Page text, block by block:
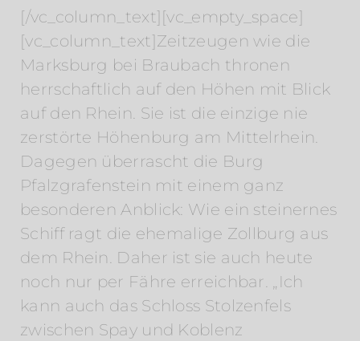
[/vc_column_text][vc_empty_space]
[vc_column_text]Zeitzeugen wie die
Marksburg bei Braubach thronen
herrschaftlich auf den Höhen mit Blick
auf den Rhein. Sie ist die einzige nie
zerstörte Höhenburg am Mittelrhein.
Dagegen überrascht die Burg
Pfalzgrafenstein mit einem ganz
besonderen Anblick: Wie ein steinernes
Schiff ragt die ehemalige Zollburg aus
dem Rhein. Daher ist sie auch heute
noch nur per Fähre erreichbar. „Ich
kann auch das Schloss Stolzenfels
zwischen Spay und Koblenz